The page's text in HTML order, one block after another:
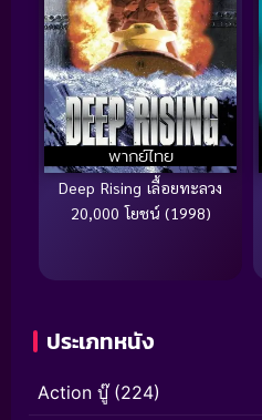
พากย์ไทย
Deep Rising เลื้อยทะลวง
20,000 โยชน์ (1998)
ประเภทหนัง
Action บู๊(224)